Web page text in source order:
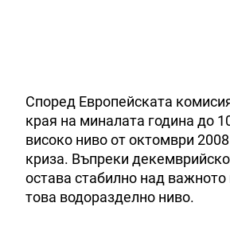
Според Европейската
края на миналата година до
високо ниво от октомври
криза. Въпреки
остава стабилно над важното
това водоразделно ниво.